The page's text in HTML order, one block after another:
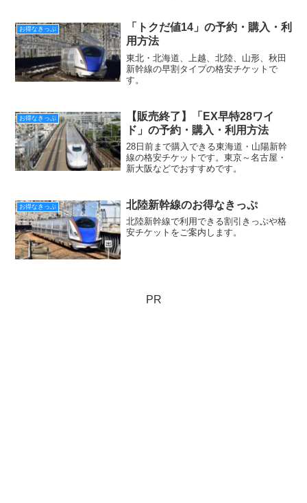
お得なきっぷ
「トクだ値14」の予約・購入・利
用方法
東北・北海道、上越、北陸、山形、秋田
新幹線の早割タイプの格安チケットで
す。
お得なきっぷ
【販売終了】「EX早特28ワイ
ド」の予約・購入・利用方法
28日前まで購入できる東海道・山陽新幹
線の格安チケットです。東京～名古屋・
新大阪などでおすすめです。
お得なきっぷ 北陸新幹線のお得なきっぷ
北陸新幹線で利用できる割引きっぷや格
安チケットをご案内します。
PR